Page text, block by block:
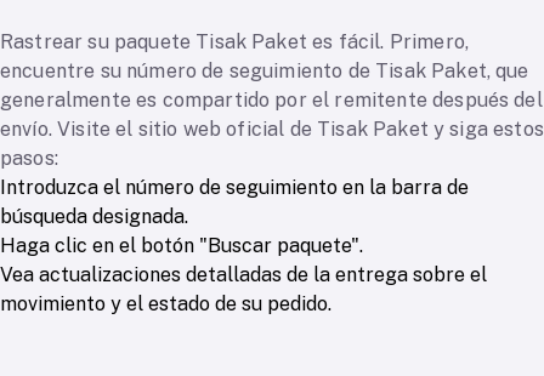
Rastrear su paquete Tisak Paket es fácil. Primero,
encuentre su número de seguimiento de Tisak Paket, que
generalmente es compartido por el remitente después del
envío. Visite el sitio web oficial de Tisak Paket y siga estos
pasos:
Introduzca el número de seguimiento en la barra de
búsqueda designada.
Haga clic en el botón "Buscar paquete".
Vea actualizaciones detalladas de la entrega sobre el
movimiento y el estado de su pedido.